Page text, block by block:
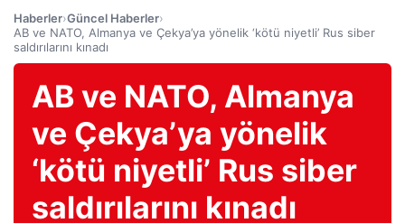
Haberler›Güncel Haberler›
AB ve NATO, Almanya ve Çekya’ya yönelik ‘kötü niyetli’ Rus siber
saldırılarını kınadı
AB ve NATO, Almanya
ve Çekya’ya yönelik
‘kötü niyetli’ Rus siber
saldırılarını kınadı